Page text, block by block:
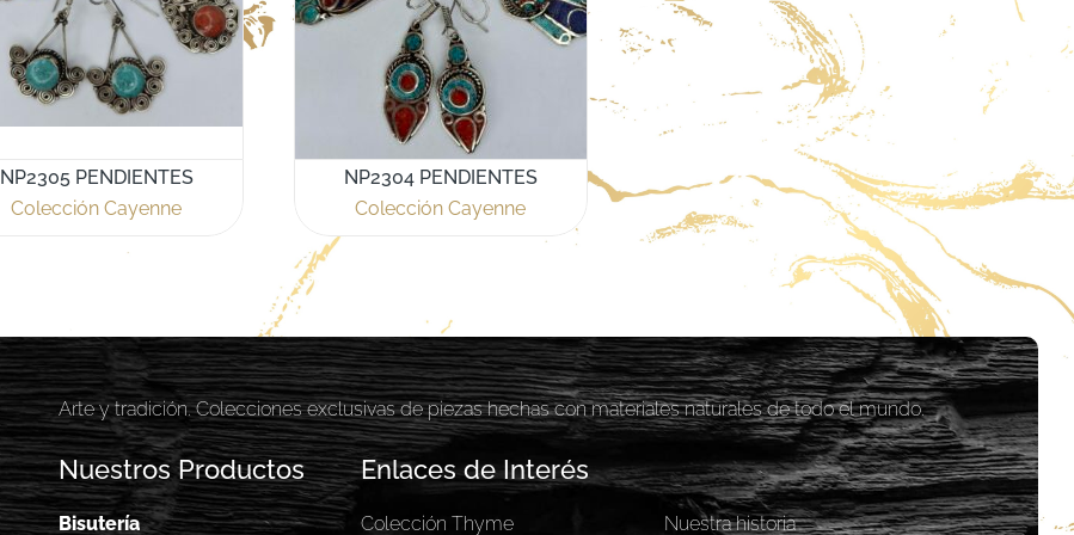
NP2305 PENDIENTES
Colección Cayenne
NP2304 PENDIENTES
Colección Cayenne
Arte y tradición. Colecciones exclusivas de piezas hechas con materiales naturales de todo el mundo.
Nuestros Productos
Bisutería
Enlaces de Interés
Colección Thyme Nuestra historia